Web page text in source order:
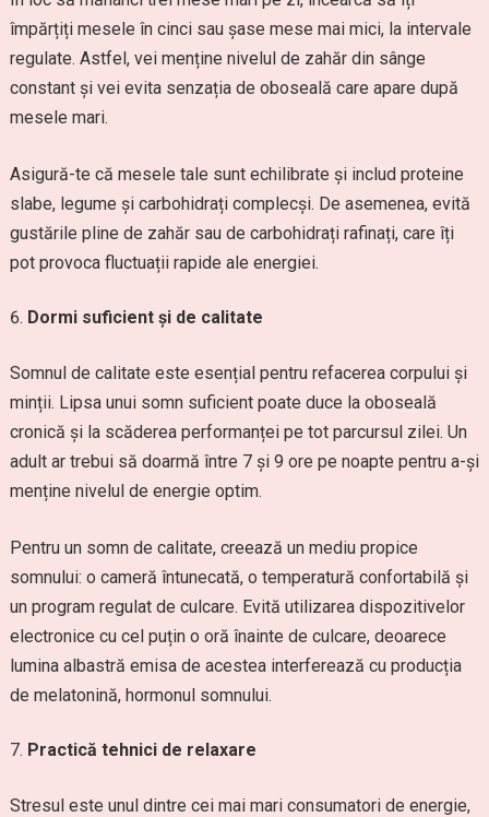
împărțiți mesele în cinci sau șase mese mai mici, la intervale
regulate. Astfel, vei menține nivelul de zahăr din sânge
constant și vei evita senzația de oboseală care apare după
mesele mari.
Asigură-te că mesele tale sunt echilibrate și includ proteine
slabe, legume și carbohidrați complecși. De asemenea, evită
gustările pline de zahăr sau de carbohidrați rafinați, care îți
pot provoca fluctuații rapide ale energiei.
Dormi suficient și de calitate
Somnul de calitate este esențial pentru refacerea corpului și
minții. Lipsa unui somn suficient poate duce la oboseală
cronică și la scăderea performanței pe tot parcursul zilei. Un
adult ar trebui să doarmă între 7 și 9 ore pe noapte pentru a-și
menține nivelul de energie optim.
Pentru un somn de calitate, creează un mediu propice
somnului: o cameră întunecată, o temperatură confortabilă și
un program regulat de culcare. Evită utilizarea dispozitivelor
electronice cu cel puțin o oră înainte de culcare, deoarece
lumina albastră emisa de acestea interferează cu producția
de melatonină, hormonul somnului.
Practică tehnici de relaxare
Stresul este unul dintre cei mai mari consumatori de energie,